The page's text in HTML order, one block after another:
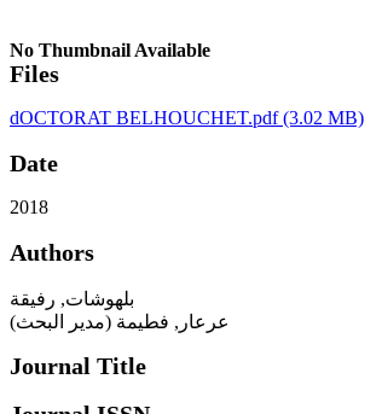
No Thumbnail Available
Files
dOCTORAT BELHOUCHET.pdf(3.02 MB)
Date
2018
Authors
بلهوشات, رفيقة
عرعار, فطيمة (مدير البحث)
Journal Title